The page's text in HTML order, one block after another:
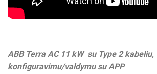
ABB Terra AC 11 kW su Type 2
konfiguravimu/valdymu su APP